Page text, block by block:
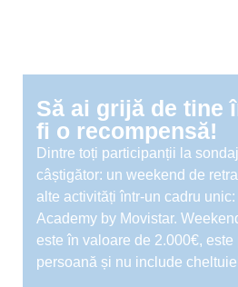
Să ai grijă de tine
fi o recompensă!
Dintre toți participanții la
câștigător: un weekend de
alte activități într-un cadru unic:
Academy by Movistar.
este în valoare de 2.000€,
persoană și nu include